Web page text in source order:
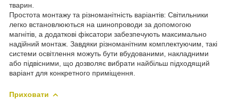
тварин.
Простота монтажу та різноманітність варіантів: Світильники
легко встановлюються на шинопроводи за допомогою
магнітів, а додаткові фіксатори забезпечують максимально
надійний монтаж. Завдяки різноманітним комплектуючим, такі
системи освітлення можуть бути вбудованими, накладними
або підвісними, що дозволяє вибрати найбільш підходящий
варіант для конкретного приміщення.
Приховати